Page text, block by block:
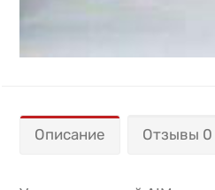
Описание Отзывы 0